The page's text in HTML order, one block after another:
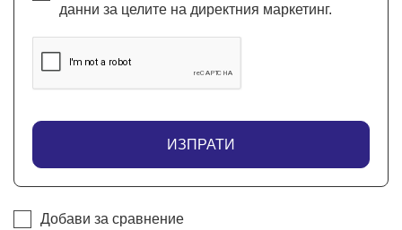
данни за целите на директния маркетинг.
ИЗПРАТИ
Добави за сравнение